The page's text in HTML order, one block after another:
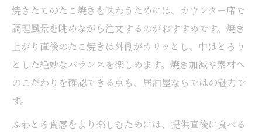
焼きたてのたこ焼きを味わうためには、カウンター席で
調理風景を眺めながら注文するのがおすすめです。焼き
上がり直後のたこ焼きは外側がカリッとし、中はとろり
とした絶妙なバランスを楽しめます。焼き加減や素材へ
のこだわりを確認できる点も、居酒屋ならではの魅力で
す。
ふわとろ食感をより楽しむためには、提供直後に食べる